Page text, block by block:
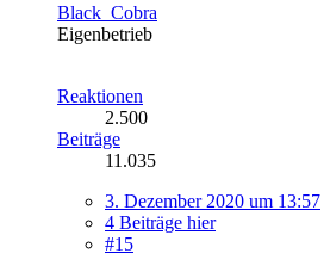
Black_Cobra
Eigenbetrieb
Reaktionen
2.500
Beiträge
11.035
3. Dezember 2020 um 13:57
4 Beiträge hier
#15